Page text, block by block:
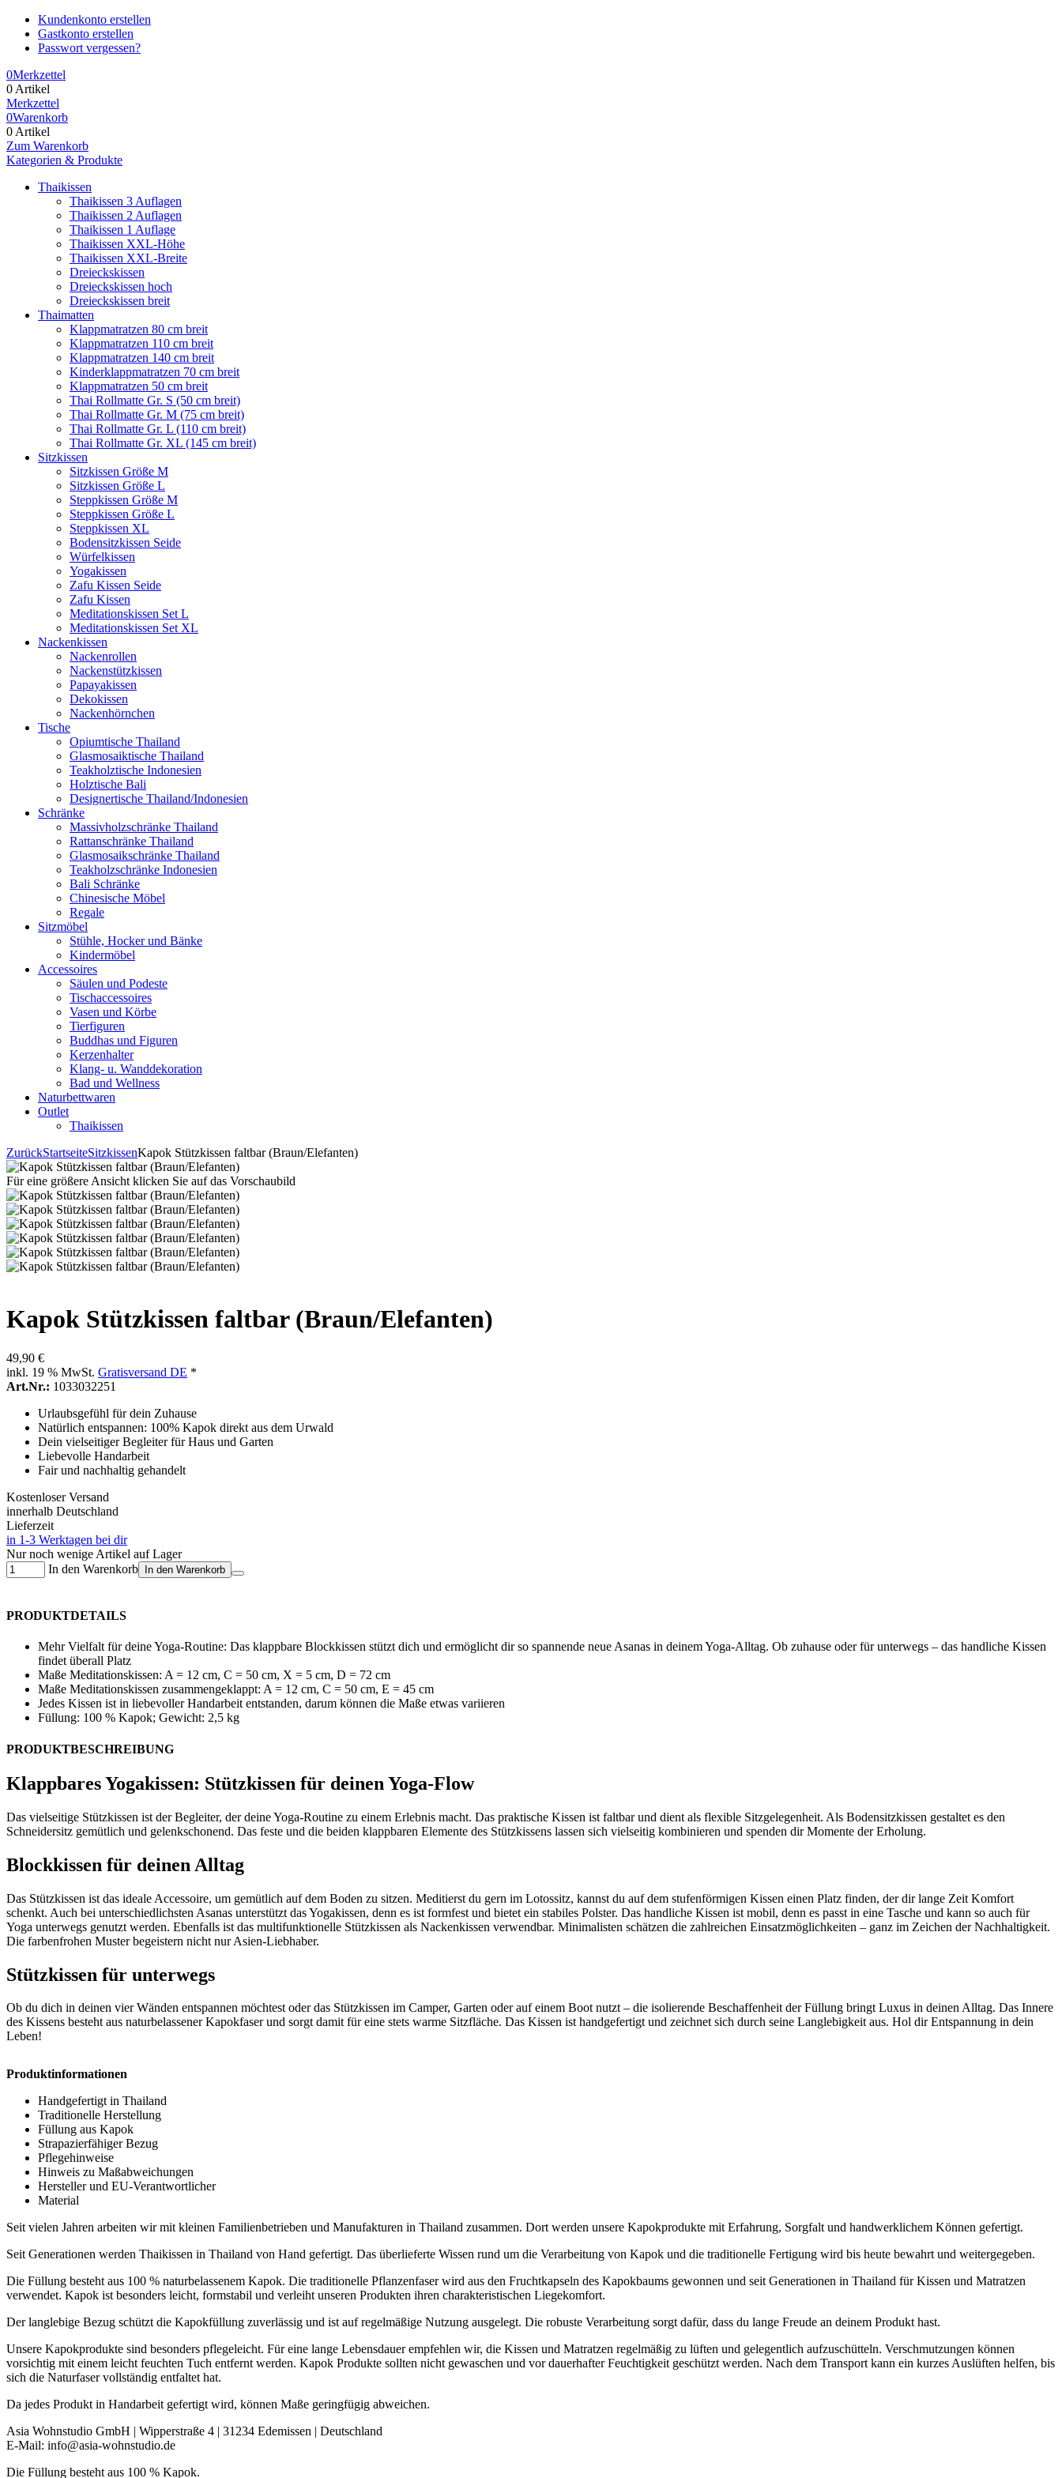
Kundenkonto erstellen
Gastkonto erstellen
Passwort vergessen?
0Merkzettel
0 Artikel
Merkzettel
0Warenkorb
0 Artikel
Zum Warenkorb
Kategorien & Produkte
Thaikissen
Thaikissen 3 Auflagen
Thaikissen 2 Auflagen
Thaikissen 1 Auflage
Thaikissen XXL-Höhe
Thaikissen XXL-Breite
Dreieckskissen
Dreieckskissen hoch
Dreieckskissen breit
Thaimatten
Klappmatratzen 80 cm breit
Klappmatratzen 110 cm breit
Klappmatratzen 140 cm breit
Kinderklappmatratzen 70 cm breit
Klappmatratzen 50 cm breit
Thai Rollmatte Gr. S (50 cm breit)
Thai Rollmatte Gr. M (75 cm breit)
Thai Rollmatte Gr. L (110 cm breit)
Thai Rollmatte Gr. XL (145 cm breit)
Sitzkissen
Sitzkissen Größe M
Sitzkissen Größe L
Steppkissen Größe M
Steppkissen Größe L
Steppkissen XL
Bodensitzkissen Seide
Würfelkissen
Yogakissen
Zafu Kissen Seide
Zafu Kissen
Meditationskissen Set L
Meditationskissen Set XL
Nackenkissen
Nackenrollen
Nackenstützkissen
Papayakissen
Dekokissen
Nackenhörnchen
Tische
Opiumtische Thailand
Glasmosaiktische Thailand
Teakholztische Indonesien
Holztische Bali
Designertische Thailand/Indonesien
Schränke
Massivholzschränke Thailand
Rattanschränke Thailand
Glasmosaikschränke Thailand
Teakholzschränke Indonesien
Bali Schränke
Chinesische Möbel
Regale
Sitzmöbel
Stühle, Hocker und Bänke
Kindermöbel
Accessoires
Säulen und Podeste
Tischaccessoires
Vasen und Körbe
Tierfiguren
Buddhas und Figuren
Kerzenhalter
Klang- u. Wanddekoration
Bad und Wellness
Naturbettwaren
Outlet
Thaikissen
ZurückStartseiteSitzkissenKapok Stützkissen faltbar (Braun/Elefanten)
Für eine größere Ansicht klicken Sie auf das Vorschaubild
Kapok Stützkissen faltbar (Braun/Elefanten)
49,90 €
inkl. 19 % MwSt. Gratisversand DE *
Art.Nr.: 1033032251
Urlaubsgefühl für dein Zuhause
Natürlich entspannen: 100% Kapok direkt aus dem Urwald
Dein vielseitiger Begleiter für Haus und Garten
Liebevolle Handarbeit
Fair und nachhaltig gehandelt
Kostenloser Versand
innerhalb Deutschland
Lieferzeit
in 1-3 Werktagen bei dir
Nur noch wenige Artikel auf Lager
In den Warenkorb
In den Warenkorb
PRODUKTDETAILS
Mehr Vielfalt für deine Yoga-Routine: Das klappbare Blockkissen stützt dich und ermöglicht dir so spannende neue Asanas in deinem Yoga-Alltag. Ob zuhause oder für unterwegs – das handliche Kissen
findet überall Platz
Maße Meditationskissen: A = 12 cm, C = 50 cm, X = 5 cm, D = 72 cm
Maße Meditationskissen zusammengeklappt: A = 12 cm, C = 50 cm, E = 45 cm
Jedes Kissen ist in liebevoller Handarbeit entstanden, darum können die Maße etwas variieren
Füllung: 100 % Kapok; Gewicht: 2,5 kg
PRODUKTBESCHREIBUNG
Klappbares Yogakissen: Stützkissen für deinen Yoga-Flow
Das vielseitige Stützkissen ist der Begleiter, der deine Yoga-Routine zu einem Erlebnis macht. Das praktische Kissen ist faltbar und dient als flexible Sitzgelegenheit. Als Bodensitzkissen gestaltet es den
Schneidersitz gemütlich und gelenkschonend. Das feste und die beiden klappbaren Elemente des Stützkissens lassen sich vielseitig kombinieren und spenden dir Momente der Erholung.
Blockkissen für deinen Alltag
Das Stützkissen ist das ideale Accessoire, um gemütlich auf dem Boden zu sitzen. Meditierst du gern im Lotossitz, kannst du auf dem stufenförmigen Kissen einen Platz finden, der dir lange Zeit Komfort
schenkt. Auch bei unterschiedlichsten Asanas unterstützt das Yogakissen, denn es ist formfest und bietet ein stabiles Polster. Das handliche Kissen ist mobil, denn es passt in eine Tasche und kann so auch für
Yoga unterwegs genutzt werden. Ebenfalls ist das multifunktionelle Stützkissen als Nackenkissen verwendbar. Minimalisten schätzen die zahlreichen Einsatzmöglichkeiten – ganz im Zeichen der Nachhaltigkeit.
Die farbenfrohen Muster begeistern nicht nur Asien-Liebhaber.
Stützkissen für unterwegs
Ob du dich in deinen vier Wänden entspannen möchtest oder das Stützkissen im Camper, Garten oder auf einem Boot nutzt – die isolierende Beschaffenheit der Füllung bringt Luxus in deinen Alltag. Das Innere
des Kissens besteht aus naturbelassener Kapokfaser und sorgt damit für eine stets warme Sitzfläche. Das Kissen ist handgefertigt und zeichnet sich durch seine Langlebigkeit aus. Hol dir Entspannung in dein
Leben!
Produktinformationen
Handgefertigt in Thailand
Traditionelle Herstellung
Füllung aus Kapok
Strapazierfähiger Bezug
Pflegehinweise
Hinweis zu Maßabweichungen
Hersteller und EU-Verantwortlicher
Material
Seit vielen Jahren arbeiten wir mit kleinen Familienbetrieben und Manufakturen in Thailand zusammen. Dort werden unsere Kapokprodukte mit Erfahrung, Sorgfalt und handwerklichem Können gefertigt.
Seit Generationen werden Thaikissen in Thailand von Hand gefertigt. Das überlieferte Wissen rund um die Verarbeitung von Kapok und die traditionelle Fertigung wird bis heute bewahrt und weitergegeben.
Die Füllung besteht aus 100 % naturbelassenem Kapok. Die traditionelle Pflanzenfaser wird aus den Fruchtkapseln des Kapokbaums gewonnen und seit Generationen in Thailand für Kissen und Matratzen
verwendet. Kapok ist besonders leicht, formstabil und verleiht unseren Produkten ihren charakteristischen Liegekomfort.
Der langlebige Bezug schützt die Kapokfüllung zuverlässig und ist auf regelmäßige Nutzung ausgelegt. Die robuste Verarbeitung sorgt dafür, dass du lange Freude an deinem Produkt hast.
Unsere Kapokprodukte sind besonders pflegeleicht. Für eine lange Lebensdauer empfehlen wir, die Kissen und Matratzen regelmäßig zu lüften und gelegentlich aufzuschütteln. Verschmutzungen können
vorsichtig mit einem leicht feuchten Tuch entfernt werden. Kapok Produkte sollten nicht gewaschen und vor dauerhafter Feuchtigkeit geschützt werden. Nach dem Transport kann ein kurzes Auslüften helfen, bis
sich die Naturfaser vollständig entfaltet hat.
Da jedes Produkt in Handarbeit gefertigt wird, können Maße geringfügig abweichen.
Asia Wohnstudio GmbH | Wipperstraße 4 | 31234 Edemissen | Deutschland
E-Mail: info@asia-wohnstudio.de
Die Füllung besteht aus 100 % Kapok.